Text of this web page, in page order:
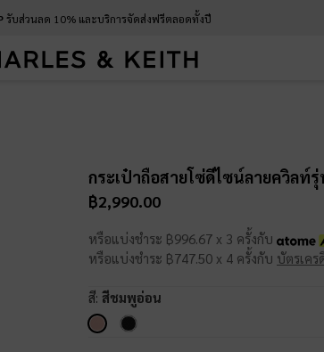
รับส่วนลด 10% และบริการจัดส่งฟรีตลอดทั้งปี
กระเป๋าถือสายโซ่ดีไซน์ลายควิลท์รุ่
฿2,990.00
หรือแบ่งชำระ ฿996.67 x 3 ครั้งกับ
หรือแบ่งชำระ ฿747.50 x 4 ครั้งกับ บัตรเคร
สี: สีชมพูอ่อน